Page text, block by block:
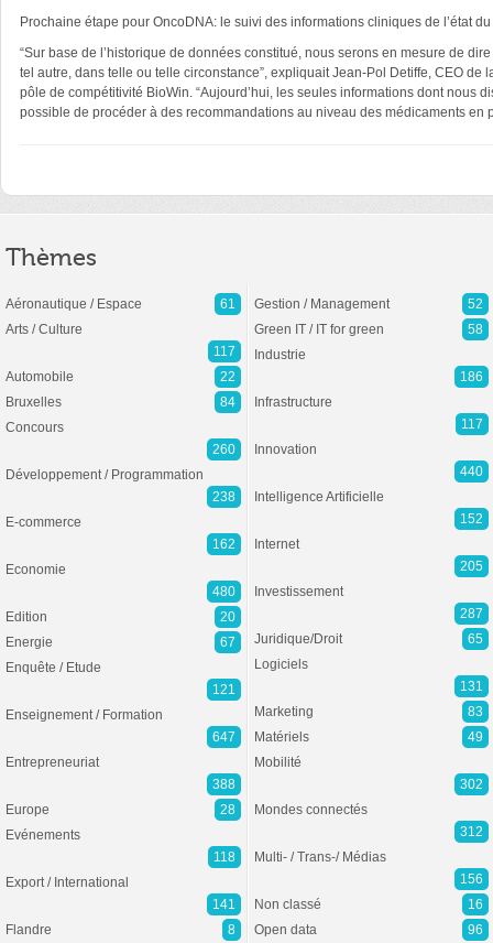
Prochaine étape pour OncoDNA: le suivi des informations cliniques de l’état
“Sur base de l’historique de données constitué, nous serons en mesure de
tel autre, dans telle ou telle circonstance”, expliquait Jean-Pol Detiffe, CEO de
pôle de compétitivité BioWin. “Aujourd’hui, les seules informations dont nous
possible de procéder à des recommandations au niveau des médicaments
Thèmes
Aéronautique / Espace
61
Arts / Culture
117
Automobile
22
Bruxelles
84
Concours
260
Développement / Programmation
238
E-commerce
162
Economie
480
Edition
20
Energie
67
Enquête / Etude
121
Enseignement / Formation
647
Entrepreneuriat
388
Europe
28
Evénements
118
Export / International
141
Flandre
8
Gestion / Management
52
Green IT / IT for green
58
Industrie
186
Infrastructure
117
Innovation
440
Intelligence Artificielle
152
Internet
205
Investissement
287
Juridique/Droit
65
Logiciels
131
Marketing
83
Matériels
49
Mobilité
302
Mondes connectés
312
Multi- / Trans-/ Médias
156
Non classé
16
Open data
96